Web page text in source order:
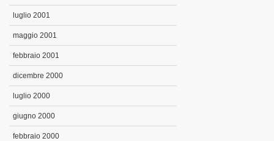
luglio 2001
maggio 2001
febbraio 2001
dicembre 2000
luglio 2000
giugno 2000
febbraio 2000